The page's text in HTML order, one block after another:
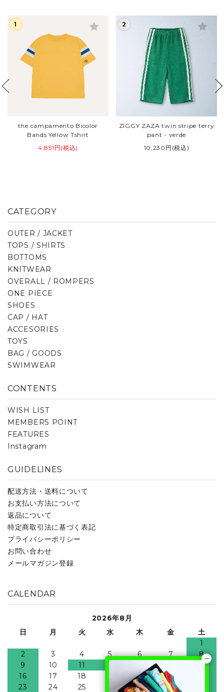
the campamento Bicolor
Bands Yellow Tshirt
4,851円(税込)
star
ZIGGY ZAZA twin stripe terry
pant - verde
10,230円(税込)
star
CATEGORY
OUTER / JACKET
TOPS / SHIRTS
BOTTOMS
KNITWEAR
OVERALL / ROMPERS
ONE PIECE
SHOES
CAP / HAT
ACCESORIES
TOYS
BAG / GOODS
SWIMWEAR
CONTENTS
WISH LIST
MEMBERS POINT
FEATURES
Instagram
GUIDELINES
配送方法・送料について
お支払い方法について
返品について
特定商取引法に基づく表記
プライバシーポリシー
お問い合わせ
メールマガジン登録
CALENDAR
2026年8月
日
月 火 水 木 金
土
1
2
3 4 5 6 7
8
9
10 11
15
16
17 18 20 21
23
24 25 26 27 28